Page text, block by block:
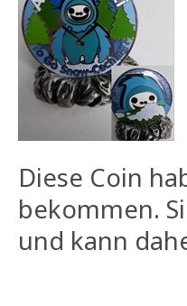
Diese Coin
bekommen.
und kann